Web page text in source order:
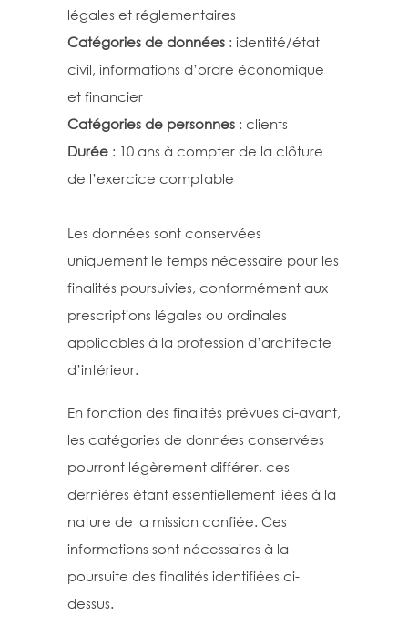
légales et réglementaires
Catégories de données : identité/état
civil, informations d’ordre économique
et financier
Catégories de personnes : clients
Durée : 10 ans à compter de la clôture
de l’exercice comptable
Les données sont conservées
uniquement le temps nécessaire pour les
finalités poursuivies, conformément aux
prescriptions légales ou ordinales
applicables à la profession d’architecte
d’intérieur.
En fonction des finalités prévues ci-avant,
les catégories de données conservées
pourront légèrement différer, ces
dernières étant essentiellement liées à la
nature de la mission confiée. Ces
informations sont nécessaires à la
poursuite des finalités identifiées ci-
dessus.